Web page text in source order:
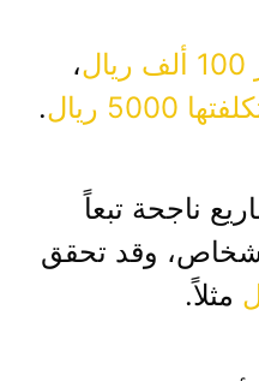
،
5000 ريال .
ناجحة تبعاً
وقد تحقق
مثلاً.